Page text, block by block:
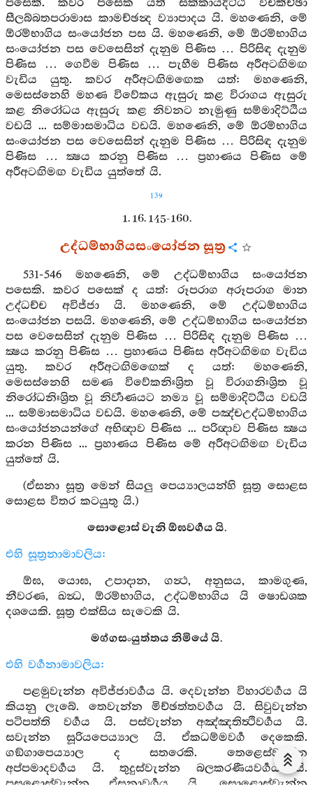
පසෙකි. කවර පසෙක යත් සක්කායදිට්ඨි විචිකිච්ඡා
සීලබ්බතපරාමාස කාමච්ඡන්‍ද ව්‍යාපාදය යි. මහණෙනි, මේ
ඕරම්භාගිය සංයෝජන පස යි. මහණෙනි, මේ ඕරම්භාගිය
සංයෝජන පස වෙසෙසින් දැනුම පිණිස … පිරිසිඳ දැනුම
පිණිස … ගෙවීම පිණිස … පැහීම පිණිස අරීඅටඟිමඟ
වැඩිය යුතු. කවර අරීඅටඟිමඟෙක යත්: මහණෙනි,
මෙසස්නෙහි මහණ විවේකය ඇසුරු කළ විරාගය ඇසුරු
කළ නිරෝධය ඇසුරු කළ නිවනට නැමුණු සම්මාදිට්ඨිය
වඩයි ... සම්මාසමාධිය වඩයි. මහණෙනි, මේ ඕරම්භාගිය
සංයෝජන පස වෙසෙසින් දැනුම පිණිස … පිරිසිඳ දැනුම
පිණිස … ක්‍ෂය කරනු පිණිස … ප්‍රහාණය පිණිස මේ
අරීඅටඟිමඟ වැඩිය යුත්තේ යි.
139
1. 16. 145-160.
උද්ධම්භාගියසංයෝජන සූත්‍ර
531-546 මහණෙනි, මේ උද්ධම්භාගිය සංයෝජන
පසෙකි. කවර පසෙක් ද යත්: රූපරාග අරූපරාග මාන
උද්ධච්ච අවිජ්ජා යි. මහණෙනි, මේ උද්ධම්භාගිය
සංයෝජන පසයි. මහණෙනි, මේ උද්ධම්භාගිය සංයෝජන
පස වෙසෙසින් දැනුම පිණිස … පිරිසිඳ දැනුම පිණිස …
ක්‍ෂය කරනු පිණිස … ප්‍රහාණය පිණිස අරීඅටඟිමඟ වැඩිය
යුතු. කවර අරීඅටඟිමඟෙක් ද යත්: මහණෙනි,
මෙසස්නෙහි සමණ විවේකනිඃශ්‍රිත වූ විරාගනිඃශ්‍රිත වූ
නිරෝධනිඃශ්‍රිත වූ නිර්‍වාණයට නම්‍ය වූ සම්මාදිට්ඨිය වඩයි
... සම්මාසමාධිය වඩයි. මහණෙනි, මේ පඤ්චඋද්ධම්භාගිය
සංයෝජනයන්ගේ අභිඥාව පිණිස ... පරිඥාව පිණිස ක්‍ෂය
කරන පිණිස ... ප්‍රහාණය පිණිස මේ අරීඅටඟිමඟ වැඩිය
යුත්තේ යි.
(ඒසනා සූත්‍ර මෙන් සියලු පෙය්‍යාලයන්හි සූත්‍ර සොළස
සොළස විතර කටයුතු යි.)
සොළොස් වැනි ඕඝවර්‍ගය යි.
එහි සූත්‍රනාමාවලිය:
ඕඝ, යොඝ, උපාදාන, ගන්‍ථ, අනුසය, කාමගුණ,
නීවරණ, ඛන්‍ධ, ඕරම්භාගිය, උද්ධම්භාගිය යි ෂොඩශක
දශයෙකි. සූත්‍ර එක්සිය සැටෙකි යි.
මග්ගසංයුත්තය නිමියේ යි.
එහි වර්‍ගනාමාවලිය:
පළමුවැන්න අවිජ්ජාවර්‍ගය යි. දෙවැන්න විහාරවර්‍ගය යි
කියනු ලැබේ. තෙවැන්න මිච්ඡත්තවර්‍ගය යි. සිවුවැන්න
පටිපත්ති වර්‍ගය යි. පස්වැන්න අඤ්ඤතිත්‍ථිවර්‍ගය යි.
සවැන්න සූරියපෙය්‍යාල යි. ඒකධම්මවර්‍ග දෙකෙකි.
ගඞ්ගාපෙය්‍යාල ද සතරෙකි. තෙළෙස්වැන්න
අප්පමාදවර්‍ගය යි. තුදුස්වැන්න බලකරණීයවර්‍ගය යි.
පසළොස්වැන්න ඒසනාවර්‍ගය යි. සොළොස්වැන්න